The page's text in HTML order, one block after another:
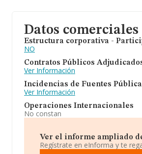
Datos comerciales
Estructura corporativa -
NO
Contratos Públicos
Ver Información
Incidencias de Fuentes
Ver Información
Operaciones Internacionales
No constan
Ver el informe ampliado
Regístrate en eInforma y te